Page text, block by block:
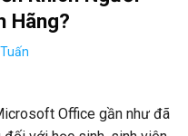
Hãng?
Office gần như đã